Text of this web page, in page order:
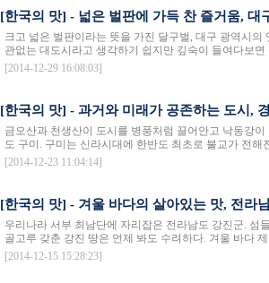
[한국의 맛] - 넓은 벌판에 가득 찬 즐거움, 대
크고 넓은 벌판이라는 뜻을 가진 달구벌, 대구 광역시
관없는 대도시라고 생각하기 쉽지만 깊숙이 들여다보
[2014-12-29 16:08:03]
[한국의 맛] - 과거와 미래가 공존하는 도시,
금오산과 천생산이 도시를 병풍처럼 끌어안고 낙동강
도 구미. 구미는 신라시대에 한반도 최초로 불교가 전해
[2014-12-23 11:04:14]
[한국의 맛] - 겨울 바다의 살아있는 맛, 전라
우리나라 서부 최남단에 자리잡은 전라남도 강진군. 섬
골고루 갖춘 강진 땅은 언제 봐도 수려하다. 겨울 바다
[2014-12-15 15:28:23]